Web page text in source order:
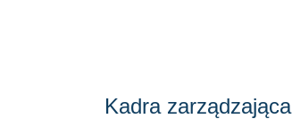
Kadra zarządzająca